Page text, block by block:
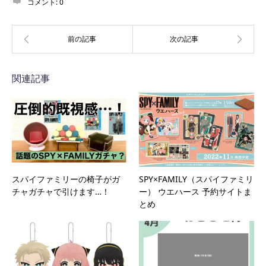
関連記事
スパイファミリーの椅子がガ
チャガチャで引けます…！
SPY×FAMILY（スパイファミリ
ー） ウエハース 予約サイトま
とめ